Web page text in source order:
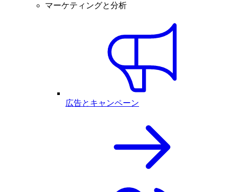
マーケティングと分析
広告とキャンペーン